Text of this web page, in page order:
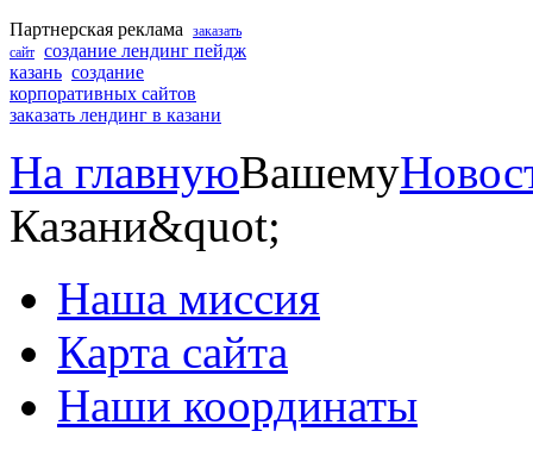
Партнерская реклама
заказать
сайт создание лендинг пейдж
казань создание
корпоративных сайтов
заказать лендинг в казани
На главнуюВашему
Казани&quot;
Наша миссия
Карта сайта
Наши координаты